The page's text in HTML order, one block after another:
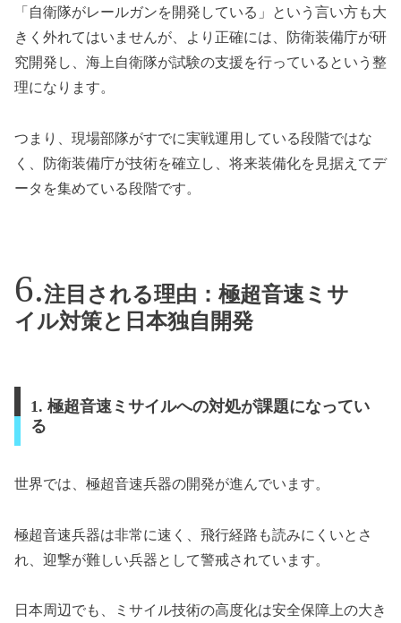
「自衛隊がレールガンを開発している」という言い方も大
きく外れてはいませんが、より正確には、防衛装備庁が研
究開発し、海上自衛隊が試験の支援を行っているという整
理になります。
つまり、現場部隊がすでに実戦運用している段階ではな
く、防衛装備庁が技術を確立し、将来装備化を見据えてデ
ータを集めている段階です。
注目される理由：極超音速ミサ
イル対策と日本独自開発
1. 極超音速ミサイルへの対処が課題になってい
る
世界では、極超音速兵器の開発が進んでいます。
極超音速兵器は非常に速く、飛行経路も読みにくいとさ
れ、迎撃が難しい兵器として警戒されています。
日本周辺でも、ミサイル技術の高度化は安全保障上の大き